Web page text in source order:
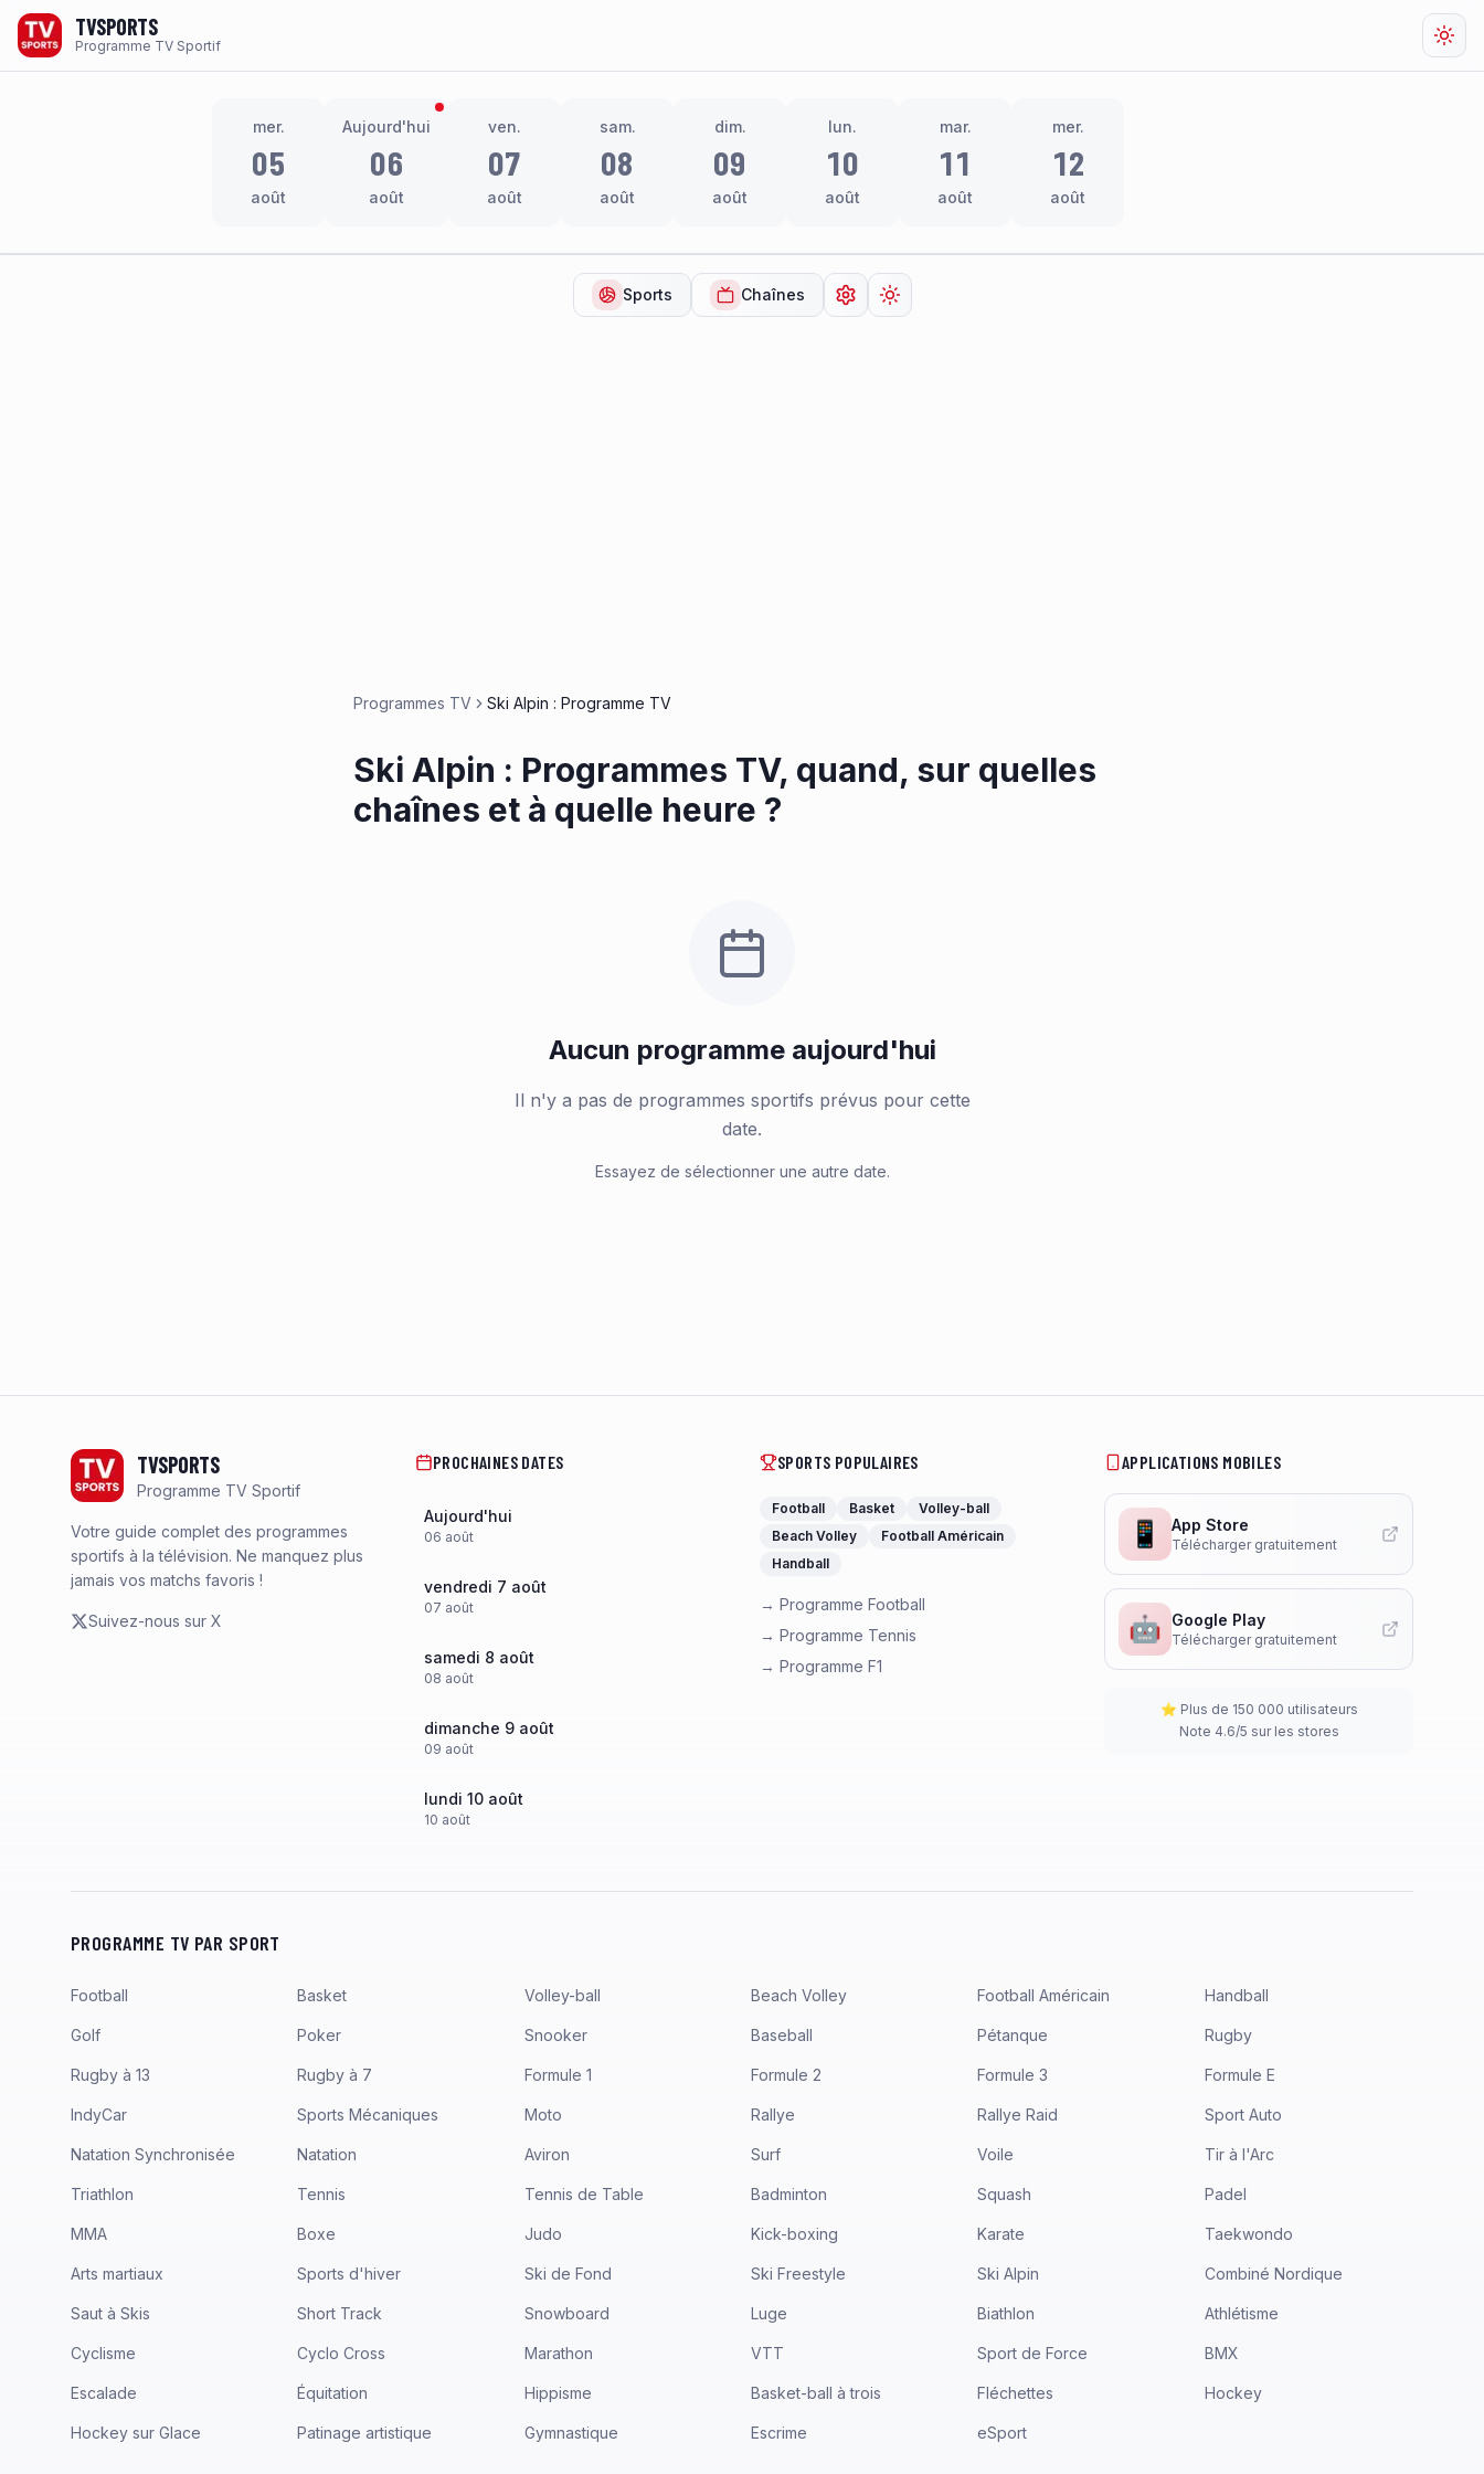
TVSPORTS
Programme TV Sportif
mer.
05
août
Aujourd'hui
06
août
ven.
07
août
sam.
08
août
dim.
09
août
lun.
10
août
mar.
11
août
mer.
12
août
Sports Chaînes Ouvrir les paramètres
Changer de thème
Programmes TV Ski Alpin : Programme TV
Ski Alpin : Programmes TV, quand, sur quelles
chaînes et à quelle heure ?
Aucun programme aujourd'hui
Il n'y a pas de programmes sportifs prévus pour cette
date.
Essayez de sélectionner une autre date.
TVSPORTS
Programme TV Sportif
Votre guide complet des programmes
sportifs à la télévision. Ne manquez plus
jamais vos matchs favoris !
Suivez-nous sur X
PROCHAINES DATES
Aujourd'hui
06 août
vendredi 7 août
07 août
samedi 8 août
08 août
dimanche 9 août
09 août
lundi 10 août
10 août
SPORTS POPULAIRES
Football Basket
Volley-ball
Beach Volley
Football Américain
Handball
→ Programme Football
→ Programme Tennis
→ Programme F1
APPLICATIONS MOBILES
📱 App Store
Télécharger gratuitement
🤖 Google Play
Télécharger gratuitement
⭐ Plus de 150 000 utilisateurs
Note 4.6/5 sur les stores
PROGRAMME TV PAR SPORT
Football Basket Volley-ball Beach Volley Football Américain Handball
Golf Poker Snooker Baseball Pétanque Rugby
Rugby à 13 Rugby à 7 Formule 1 Formule 2 Formule 3 Formule E
IndyCar Sports Mécaniques Moto Rallye Rallye Raid Sport Auto
Natation Synchronisée Natation Aviron Surf Voile Tir à l'Arc
Triathlon Tennis Tennis de Table Badminton Squash Padel
MMA Boxe Judo Kick-boxing Karate Taekwondo
Arts martiaux Sports d'hiver Ski de Fond Ski Freestyle Ski Alpin Combiné Nordique
Saut à Skis Short Track Snowboard Luge Biathlon Athlétisme
Cyclisme Cyclo Cross Marathon VTT Sport de Force BMX
Escalade Équitation Hippisme Basket-ball à trois Fléchettes Hockey
Hockey sur Glace Patinage artistique Gymnastique Escrime eSport